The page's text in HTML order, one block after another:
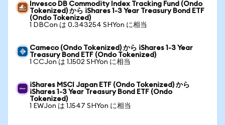
Invesco DB Commodity Index Tracking Fund (Ondo
Tokenized) から iShares 1-3 Year Treasury Bond ETF
(Ondo Tokenized)
1 DBCon は 0.343254 SHYon に相当
Cameco (Ondo Tokenized) から iShares 1-3 Year
Treasury Bond ETF (Ondo Tokenized)
1 CCJon は 1.1502 SHYon に相当
iShares MSCI Japan ETF (Ondo Tokenized) から
iShares 1-3 Year Treasury Bond ETF (Ondo
Tokenized)
1 EWJon は 1.1547 SHYon に相当